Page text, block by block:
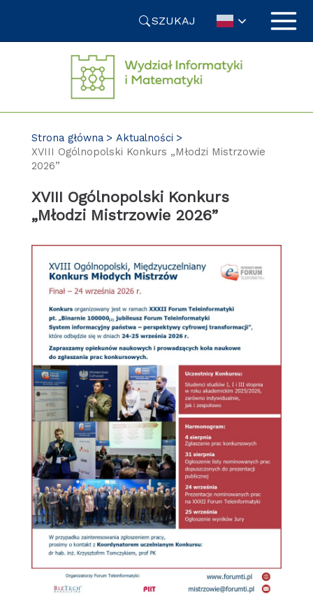
SZUKAJ
Strona główna
Aktualności
XVIII Ogólnopolski Konkurs „Młodzi Mistrzowie
2026”
XVIII Ogólnopolski Konkurs
„Młodzi Mistrzowie 2026”